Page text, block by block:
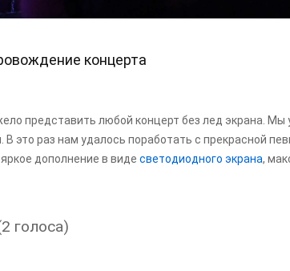
концерта
представить любой концерт без лед экрана.
В это раз нам удалось поработать с прекрасной
дополнение в виде светодиодного экрана,
голоса)